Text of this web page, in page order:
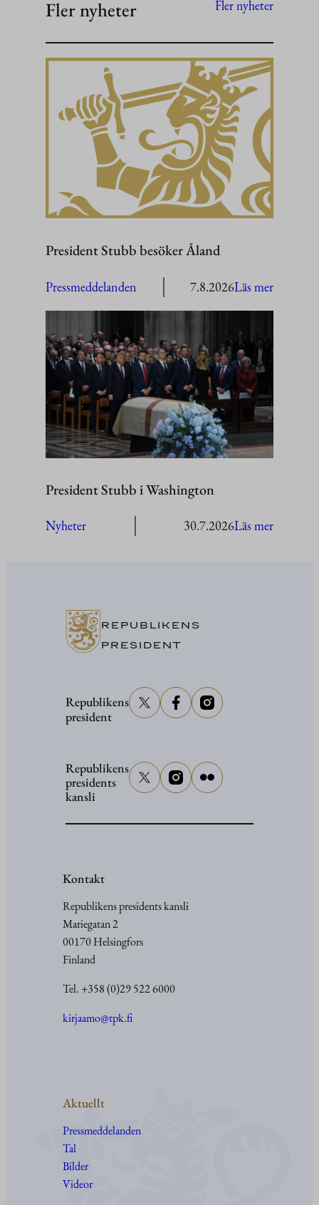
Fler nyheter Fler nyheter
President Stubb besöker Åland
Pressmeddelanden 7.8.2026Läs mer:
besöker
President Stubb i Washington
Nyheter 30.7.2026Läs mer:
REPUBLIKENS
PRESIDENT
Republikens
president
Republikens
presidents
kansli
Kontakt
Republikens presidents kansli
Mariegatan 2
00170 Helsingfors
Finland
Tel. +358 (0)29 522 6000
kirjaamo@tpk.fi
Aktuellt
Pressmeddelanden
Tal
Bilder
Videor